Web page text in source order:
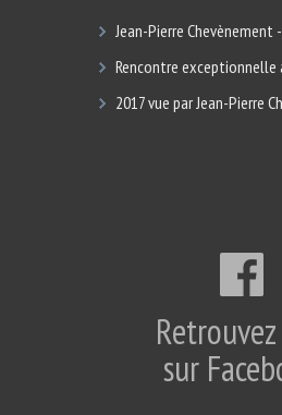
Jean-Pierre Chevènement
Rencontre exceptionnelle
2017 vue par Jean-Pierre
sur